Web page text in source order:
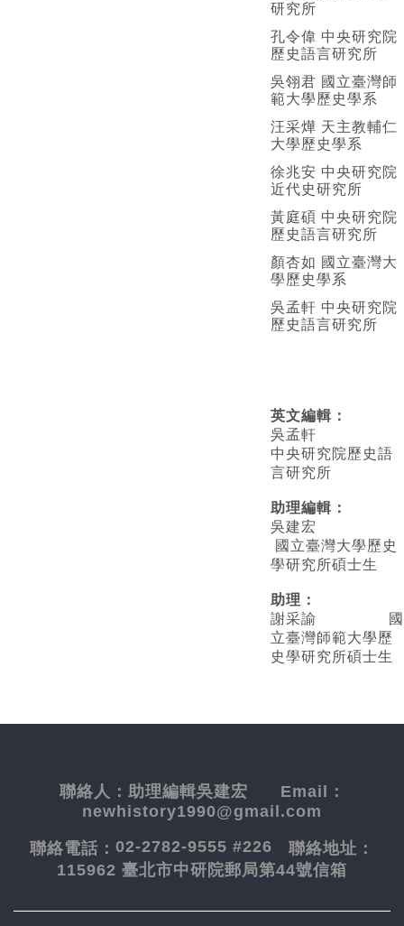
研究所
孔令偉 中央研究院
歷史語言研究所
吳翎君 國立臺灣師
範大學歷史學系
汪采燁 天主教輔仁
大學歷史學系
徐兆安 中央研究院
近代史研究所
黃庭碩 中央研究院
歷史語言研究所
顏杏如 國立臺灣大
學歷史學系
吳孟軒 中央研究院
歷史語言研究所
英文編輯 ：
吳孟軒
中央研究院歷史語
言研究所
助理編輯：
吳建宏
國立臺灣大學歷史
學研究所碩士生
助理：
謝采諭
國
立臺灣師範大學歷
史學研究所碩士生
聯絡人： 助理編輯吳建宏 Email：
newhistory1990@gmail.com
聯絡電話： 02-2782-9555 #226 聯絡地址：
115962 臺北市中研院郵局第44號信箱